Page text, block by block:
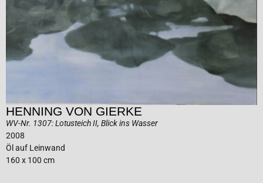
HENNING VON GIERKE
WV-Nr. 1307: Lotusteich II, Blick ins Wasser
2008
Öl auf Leinwand
160 x 100 cm